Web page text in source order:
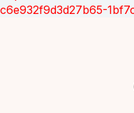
c6e932f9d3d27b65-